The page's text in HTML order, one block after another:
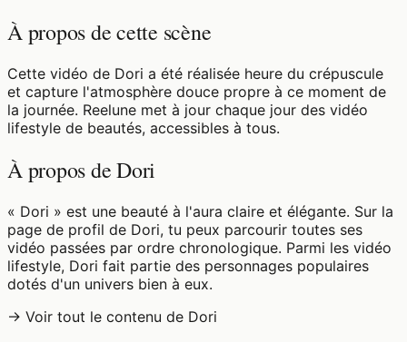
À propos de cette scène
Cette vidéo de Dori a été réalisée heure du crépuscule
et capture l'atmosphère douce propre à ce moment de
la journée. Reelune met à jour chaque jour des vidéo
lifestyle de beautés, accessibles à tous.
À propos de Dori
« Dori » est une beauté à l'aura claire et élégante. Sur la
page de profil de Dori, tu peux parcourir toutes ses
vidéo passées par ordre chronologique. Parmi les vidéo
lifestyle, Dori fait partie des personnages populaires
dotés d'un univers bien à eux.
→ Voir tout le contenu de Dori